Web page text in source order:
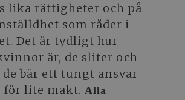
lika rättigheter och på
som råder i
Det är tydligt hur
är, de sliter och
de bär ett tungt ansvar
för lite makt. Alla